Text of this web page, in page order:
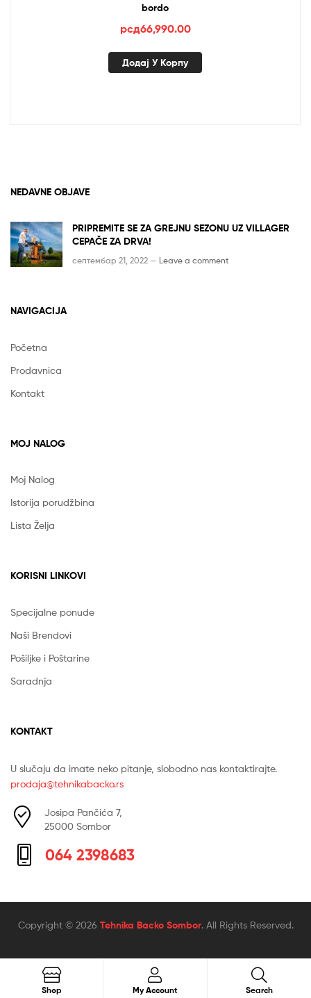
bordo
рсд66,990.00
Додај У Корпу
NEDAVNE OBJAVE
PRIPREMITE SE ZA GREJNU SEZONU UZ VILLAGER
CEPAČE ZA DRVA!
септембар 21, 2022 — Leave a comment
NAVIGACIJA
Početna
Prodavnica
Kontakt
MOJ NALOG
Moj Nalog
Istorija porudžbina
Lista Želja
KORISNI LINKOVI
Specijalne ponude
Naši Brendovi
Pošiljke i Poštarine
Saradnja
KONTAKT
U slučaju da imate neko pitanje, slobodno nas kontaktirajte.
prodaja@tehnikabacko.rs
Josipa Pančića 7,
25000 Sombor
064 2398683
Copyright © 2026 Tehnika Backo Sombor. All Rights Reserved.
Shop My Account Search
Search